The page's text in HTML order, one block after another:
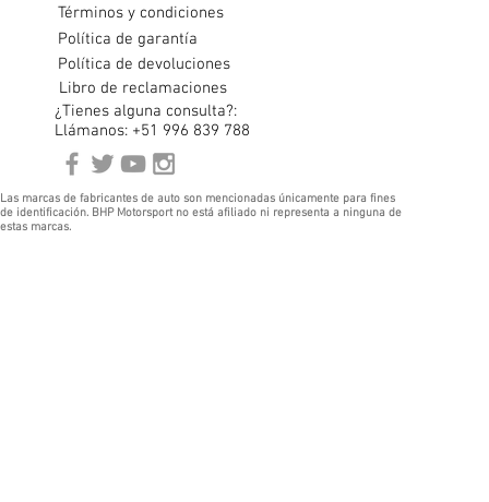
Términos y condiciones
Política de garantía
Política de devoluciones
Libro de reclamaciones
¿Tienes alguna consulta?:
Llámanos: +51 996 839 788
Las marcas de fabricantes de auto son mencionadas únicamente para fines
de identificación. BHP Motorsport no está afiliado ni representa a ninguna de
estas marcas.